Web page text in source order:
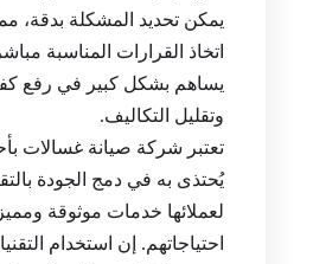
يمكن تحديد المشكلة بدقة،
اتخاذ القرارات المناسبة
يساهم بشكل كبير في رفع
وتقليل التكاليف.
تعتبر شركة صيانة غسالات
يُحتذى به في دمج الجودة
لعملائها خدمات موثوقة
احتياجاتهم. إن استخدام